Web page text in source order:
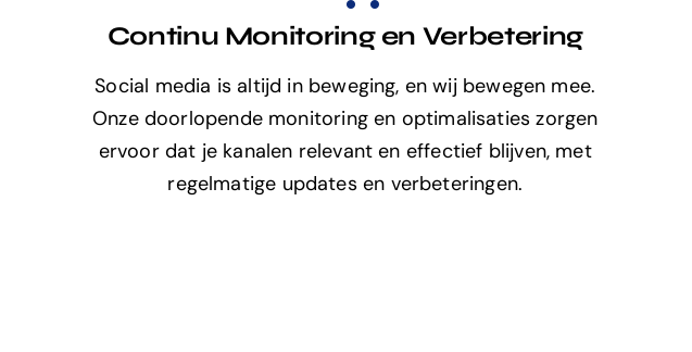
Continu Monitoring en Verbetering
Social media is altijd in beweging, en wij bewegen mee.
Onze doorlopende monitoring en optimalisaties zorgen
ervoor dat je kanalen relevant en effectief blijven, met
regelmatige updates en verbeteringen.